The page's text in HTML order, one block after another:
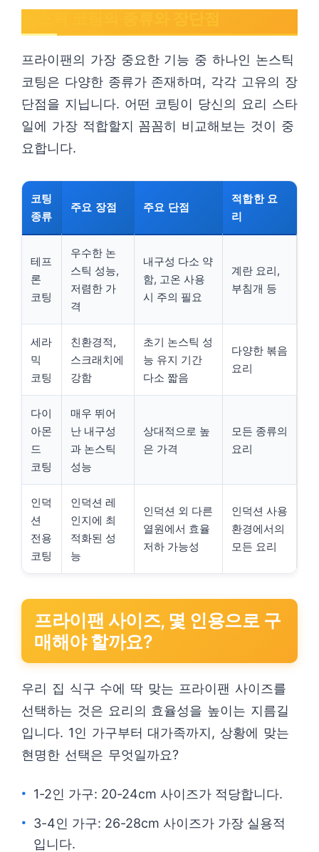
프라이팬의 가장 중요한 기능 중 하나인 논스틱
코팅은 다양한 종류가 존재하며, 각각 고유의 장
단점을 지닙니다. 어떤 코팅이 당신의 요리 스타
일에 가장 적합할지 꼼꼼히 비교해보는 것이 중
요합니다.
코팅
종류
주요 장점 주요 단점
적합한 요
리
테프
론
코팅
우수한 논
스틱 성능,
저렴한 가
격
내구성 다소 약
함, 고온 사용
시 주의 필요
계란 요리,
부침개 등
세라
믹
코팅
친환경적,
스크래치에
강함
초기 논스틱 성
능 유지 기간
다소 짧음
다양한 볶음
요리
다이
아몬
드
코팅
매우 뛰어
난 내구성
과 논스틱
성능
상대적으로 높
은 가격
모든 종류의
요리
인덕
션
전용
코팅
인덕션 레
인지에 최
적화된 성
능
인덕션 외 다른
열원에서 효율
저하 가능성
인덕션 사용
환경에서의
모든 요리
프라이팬 사이즈, 몇 인용으로 구
매해야 할까요?
우리 집 식구 수에 딱 맞는 프라이팬 사이즈를
선택하는 것은 요리의 효율성을 높이는 지름길
입니다. 1인 가구부터 대가족까지, 상황에 맞는
현명한 선택은 무엇일까요?
1-2인 가구: 20-24cm 사이즈가 적당합니다.
3-4인 가구: 26-28cm 사이즈가 가장 실용적
입니다.